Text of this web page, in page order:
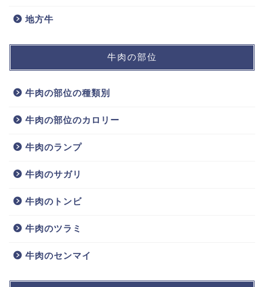
地方牛
牛肉の部位
牛肉の部位の種類別
牛肉の部位のカロリー
牛肉のランプ
牛肉のサガリ
牛肉のトンビ
牛肉のツラミ
牛肉のセンマイ